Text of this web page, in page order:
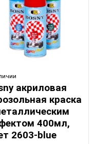
акриловая
краска
400мл,
2603-blue